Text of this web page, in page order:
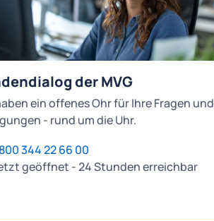
der MVG
ein offenes Ohr für Ihre Fragen und
- rund um die Uhr.
344 22 66 00
geöffnet - 24 Stunden erreichbar